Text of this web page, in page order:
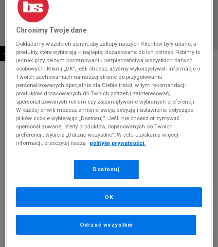
-10% ZA MIN. 500 ZŁ KOD: SUM10
* Zdjęcie poglądowe
ADIDAS BLUZA Z KAPTUREM W SL FT HD
Produkt pochodzi z końcówek aktualnych kolekcji, ubiegłych
sezonów lub z ekspozycji.
Szczegóły.
219,99 zł cena rekomendowana przez producenta
149,99 zł
Chronimy Twoje dane
Dokładamy wszelkich starań, aby zakupy naszych Klientów były udane, a
produkty, które wybierają – najlepiej dopasowane do ich potrzeb. Robimy to
jednak przy pełnym poszanowaniu bezpieczeństwa wszystkich danych
osobowych. Kliknij „OK”, jeśli chcesz, abyśmy wykorzystywali informacje o
Twoich zachowaniach na naszej stronie do przygotowania
personalizowanych specjalnie dla Ciebie treści, w tym rekomendacji
produktów dopasowanych do Twoich potrzeb i zainteresowań,
spersonalizowanych reklam czy zapamiętywanie wybranych preferencji.
W każdej chwili możesz zmienić swoją decyzję i ustawienia dotyczące
plików cookie wybierając „Dostosuj”. Jeśli nie chcesz otrzymywać
spersonalizowanej oferty produktów, dopasowanych do Twoich
preferencji, wybierz „Odrzuć wszystkie”. W celu uzyskania więcej
informacji, przeczytaj naszą
politykę prywatności.
Dostosuj
Odrzuć wszystkie
OK